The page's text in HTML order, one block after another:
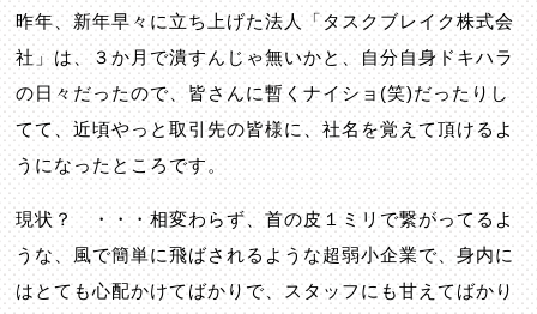
昨年、新年早々に立ち上げた法人「タスクブレイク株式会
社」は、３か月で潰すんじゃ無いかと、自分自身ドキハラ
の日々だったので、皆さんに暫くナイショ(笑)だったりし
てて、近頃やっと取引先の皆様に、社名を覚えて頂けるよ
うになったところです。
現状？ ・・・相変わらず、首の皮１ミリで繋がってるよ
うな、風で簡単に飛ばされるような超弱小企業で、身内に
はとても心配かけてばかりで、スタッフにも甘えてばかり